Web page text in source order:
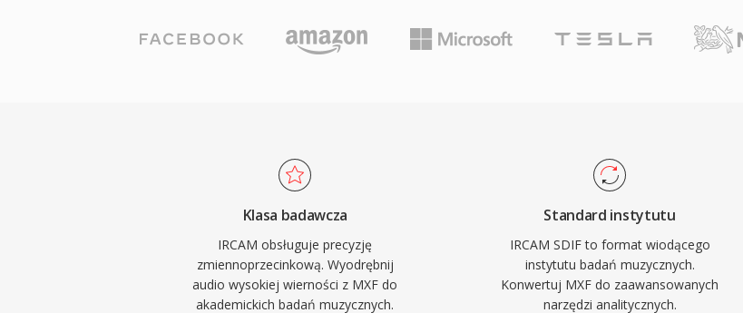
Klasa badawcza
IRCAM obsługuje precyzję
zmiennoprzecinkową. Wyodrębnij
audio wysokiej wierności z MXF do
akademickich badań muzycznych.
Standard instytutu
IRCAM SDIF to format wiodącego
instytutu badań muzycznych.
Konwertuj MXF do zaawansowanych
narzędzi analitycznych.